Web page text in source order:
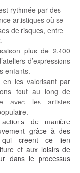
rythmée par des
artistiques où se
de risques, entre
plus de 2.400
d’expressions
enfants.
en les valorisant par
tout au long de
avec les artistes
de manière
grâce à des
qui créent ce lien
et aux loisirs de
dans le processus